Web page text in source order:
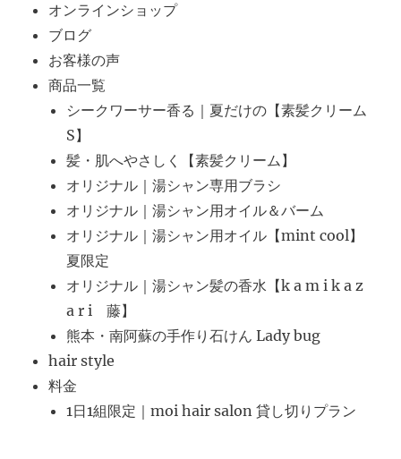
オンラインショップ
ブログ
お客様の声
商品一覧
シークワーサー香る｜夏だけの【素髪クリーム
S】
髪・肌へやさしく【素髪クリーム】
オリジナル｜湯シャン専用ブラシ
オリジナル｜湯シャン用オイル＆バーム
オリジナル｜湯シャン用オイル【mint cool】
夏限定
オリジナル｜湯シャン髪の香水【k a m i k a z
a r i 藤】
熊本・南阿蘇の手作り石けん Lady bug
hair style
料金
1日1組限定｜moi hair salon 貸し切りプラン